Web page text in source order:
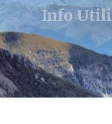
Info Utili